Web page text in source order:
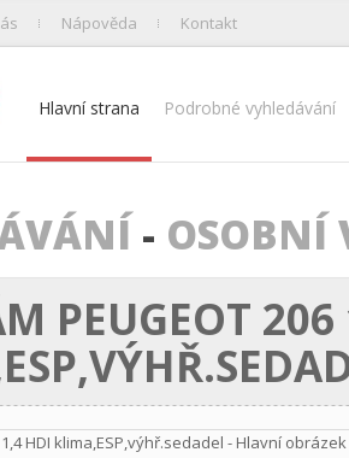
Nápověda Kontakt
Hlavní strana Podrobné vyhledávání
- OSOBNÍ
PEUGEOT